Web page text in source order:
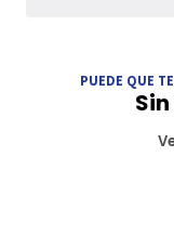
PUEDE QUE